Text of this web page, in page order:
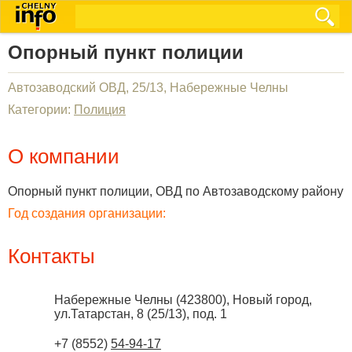
Опорный пункт полиции
Автозаводский ОВД, 25/13, Набережные Челны
Категории: Полиция
О компании
Опорный пункт полиции, ОВД по Автозаводскому району
Год создания организации:
Контакты
Набережные Челны (423800), Новый город,
ул.Татарстан, 8 (25/13), под. 1
+7 (8552) 54-94-17